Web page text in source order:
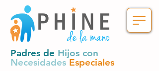
Padres de Hijos con
Necesidades Especiales